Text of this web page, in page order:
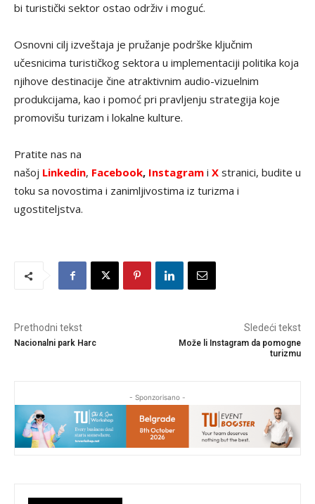
bi turistički sektor ostao održiv i moguć.
Osnovni cilj izveštaja je pružanje podrške ključnim
učesnicima turističkog sektora u implementaciji politika koja
njihove destinacije čine atraktivnim audio-vizuelnim
produkcijama, kao i pomoć pri pravljenju strategija koje
promovišu turizam i lokalne kulture.
Pratite nas na
našoj Linkedin, Facebook, Instagram i X stranici, budite u
toku sa novostima i zanimljivostima iz turizma i
ugostiteljstva.
Prethodni tekst
Nacionalni park Harc
Sledeći tekst
Može li Instagram da pomogne
turizmu
- Sponzorisano -